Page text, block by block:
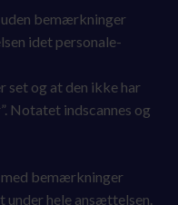
bemærkninger
idet personale-
set og at den ikke har
Notatet indscannes og
bemærkninger
under hele ansættelsen.